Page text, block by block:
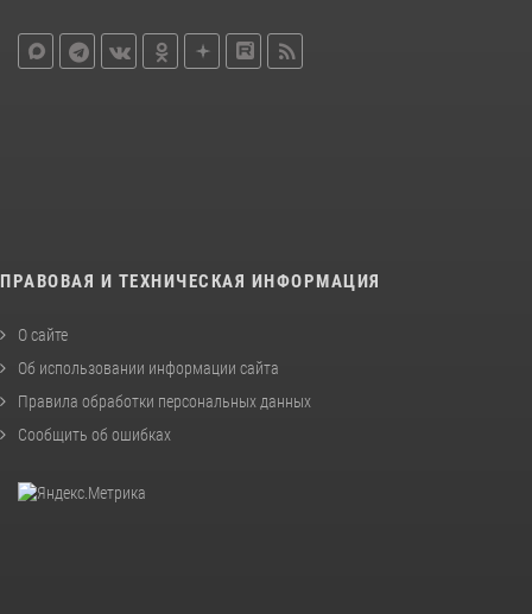
ПРАВОВАЯ И ТЕХНИЧЕСКАЯ ИНФОРМАЦИЯ
О сайте
Об использовании информации сайта
Правила обработки персональных данных
Сообщить об ошибках